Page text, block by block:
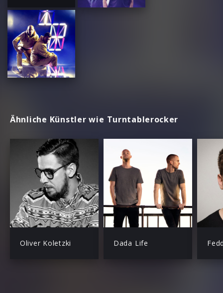
Ähnliche Künstler wie Turntablerocker
Oliver Koletzki Dada Life